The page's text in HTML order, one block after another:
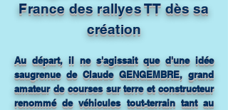
France des rallyes TT dès sa
création
Au départ, il ne s'agissait que d'une idée
saugrenue de Claude GENGEMBRE, grand
amateur de courses sur terre et constructeur
renommé de véhicules tout-terrain tant au